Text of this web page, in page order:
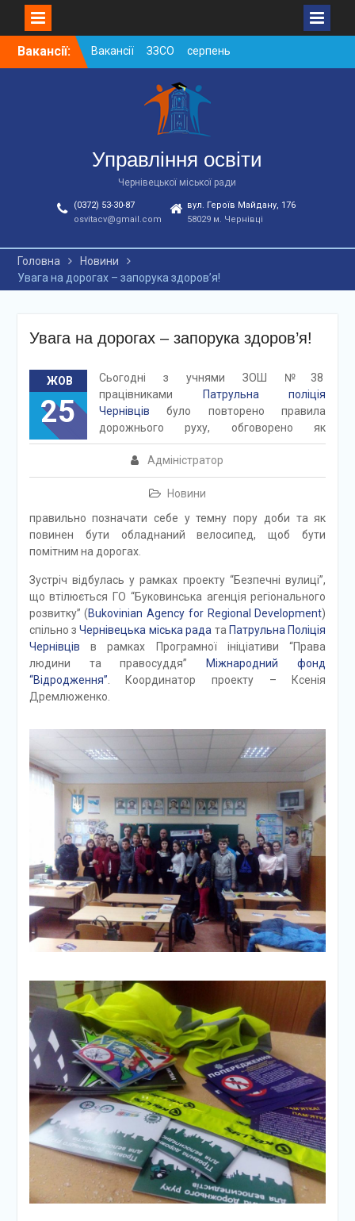
SkipВакансії:
Вакансії ЗЗСО серпень
2026
Вакансії ЗЗСО червень
Вакансії у ЗДО та
дошкільних підрозділах
ЗЗСО станом на
01.08.2026 р.
Управління освіти
Чернівецької міської ради
(0372) 53-30-87
osvitacv@gmail.com
вул. Героїв Майдану, 176
58029 м. Чернівці
Головна
Новини
Увага на дорогах – запорука здоров’я!
Увага на дорогах – запорука здоров’я!
ЖОВ
25
Адміністратор
Новини
Сьогодні з учнями ЗОШ №38
працівниками
Патрульна поліція
Чернівців було повторено правила
дорожнього руху, обговорено як
правильно позначати себе у темну пору доби та як
повинен бути обладнаний велосипед, щоб бути
помітним на дорогах.
Зустріч відбулась у рамках проекту “Безпечні вулиці”,
що втілюється ГО “Буковинська агенція регіонального
розвитку” (Bukovinian Agency for Regional Development)
спільно зЧернівецька міська рада та Патрульна Поліція
Чернівців в рамках Програмної ініціативи “Права
людини та правосуддя”
Міжнародний фонд
“Відродження” . Координатор проекту – Ксенія
Дремлюженко.